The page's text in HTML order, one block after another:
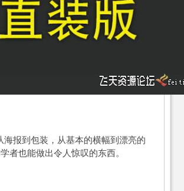
海报到包装，从基本的横幅到漂亮的
者也能做出令人惊叹的东西。